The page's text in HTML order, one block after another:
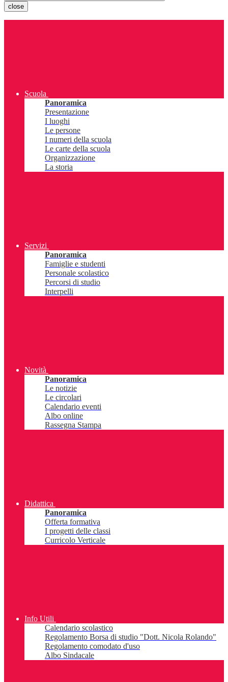
close
Scuola
Panoramica
Presentazione
I luoghi
Le persone
I numeri della scuola
Le carte della scuola
Organizzazione
La storia
Servizi
Panoramica
Famiglie e studenti
Personale scolastico
Percorsi di studio
Interpelli
Novità
Panoramica
Le notizie
Le circolari
Calendario eventi
Albo online
Rassegna Stampa
Didattica
Panoramica
Offerta formativa
I progetti delle classi
Curricolo Verticale
Info Utili
Calendario scolastico
Regolamento Borsa di studio "Dott. Nicola Rolando"
Regolamento comodato d'uso
Albo Sindacale